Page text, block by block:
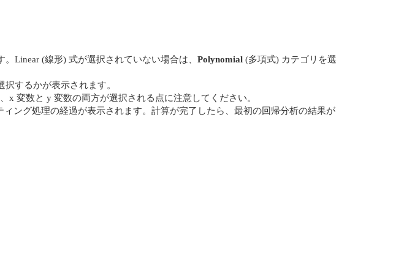
Linear (線形) 式が選択されていない場合は、 Polynomial (多項式) カテゴリを選
するかが表示されます。
変数と y 変数の両方が選択される点に注意してください。
ィング処理の経過が表示されます。計算が完了したら、最初の回帰分析の結果が